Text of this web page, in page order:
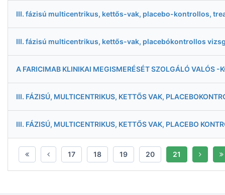
III. fázisú multicentrikus, kettős-vak, placebo-kontrollos,
III. fázisú multicentrikus, kettős-vak, placebókontrollos
A FARICIMAB KLINIKAI MEGISMERÉSÉT SZOLGÁLÓ VALÓS
III. FÁZISÚ, MULTICENTRIKUS, KETTŐS VAK,
III. FÁZISÚ, MULTICENTRIKUS, KETTŐS VAK, PLACEBO
17 18 19 20 21